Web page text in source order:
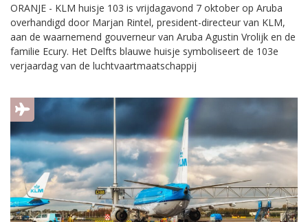
ORANJE - KLM huisje 103 is vrijdagavond 7 oktober op Aruba
overhandigd door Marjan Rintel, president-directeur van KLM,
aan de waarnemend gouverneur van Aruba Agustin Vrolijk en de
familie Ecury. Het Delfts blauwe huisje symboliseert de 103e
verjaardag van de luchtvaartmaatschappij